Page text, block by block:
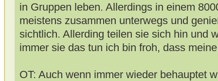
in Gruppen leben. Allerdings in einem
meistens zusammen unterwegs und
sichtlich. Allerding teilen sie sich hin und
immer sie das tun ich bin froh, dass
OT: Auch wenn immer wieder behauptet